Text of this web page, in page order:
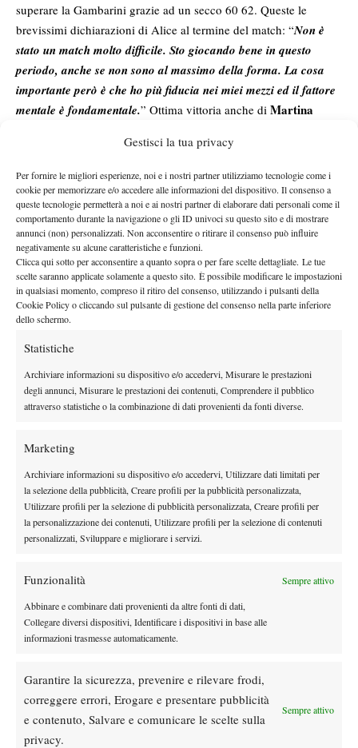
Gestisci la tua privacy
Per fornire le migliori esperienze, noi e i nostri partner utilizziamo tecnologie come i
cookie per memorizzare e/o accedere alle informazioni del dispositivo. Il consenso a
queste tecnologie permetterà a noi e ai nostri partner di elaborare dati personali come il
comportamento durante la navigazione o gli ID univoci su questo sito e di mostrare
annunci (non) personalizzati. Non acconsentire o ritirare il consenso può influire
negativamente su alcune caratteristiche e funzioni.
Clicca qui sotto per acconsentire a quanto sopra o per fare scelte dettagliate. Le tue
scelte saranno applicate solamente a questo sito. È possibile modificare le impostazioni
in qualsiasi momento, compreso il ritiro del consenso, utilizzando i pulsanti della
Cookie Policy o cliccando sul pulsante di gestione del consenso nella parte inferiore
dello schermo.
Statistiche
Archiviare informazioni su dispositivo e/o accedervi, Misurare le prestazioni
degli annunci, Misurare le prestazioni dei contenuti, Comprendere il pubblico
attraverso statistiche o la combinazione di dati provenienti da fonti diverse.
Marketing
Archiviare informazioni su dispositivo e/o accedervi, Utilizzare dati limitati per
la selezione della pubblicità, Creare profili per la pubblicità personalizzata,
Utilizzare profili per la selezione di pubblicità personalizzata, Creare profili per
la personalizzazione dei contenuti, Utilizzare profili per la selezione di contenuti
personalizzati, Sviluppare e migliorare i servizi.
Funzionalità Sempre attivo
Abbinare e combinare dati provenienti da altre fonti di dati,
Collegare diversi dispositivi, Identificare i dispositivi in base alle
informazioni trasmesse automaticamente.
Garantire la sicurezza, prevenire e rilevare frodi,
correggere errori, Erogare e presentare pubblicità
e contenuto, Salvare e comunicare le scelte sulla
privacy.
Sempre attivo
superare la Gambarini grazie ad un secco 60 62. Queste le
brevissimi dichiarazioni di Alice al termine del match: “Non è
stato un match molto difficile. Sto giocando bene in questo
periodo, anche se non sono al massimo della forma. La cosa
importante però è che ho più fiducia nei miei mezzi ed il fattore
mentale è fondamentale.” Ottima vittoria anche di Martina
Questi i quarti di finale:
Davato Moroni Caregaro
-Vedy,
Perkovic-Polito,Cigui-Guskova
Nessun commento
Devi essere
DI TENDENZA
Atp News
Atp News
Masters 1000 Montreal 2026: Darderi
ottiene il secondo quarto di finale 1000
consecutivo
orario e ordine di gioco domenica 9 agosto.
Fonseca-Shelton sul centrale e Darderi in
Nadal si stringe a Messi: il messaggio del
campione spagnolo dopo la morte di Jorge